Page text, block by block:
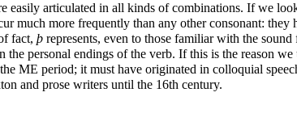
easily articulated in all kinds of combinations. If we
much more frequently than any other consonant: they
fact, þ represents, even to those familiar with the
the personal endings of the verb. If this is the reason
ME period; it must have originated in colloquial
and prose writers until the 16th century.